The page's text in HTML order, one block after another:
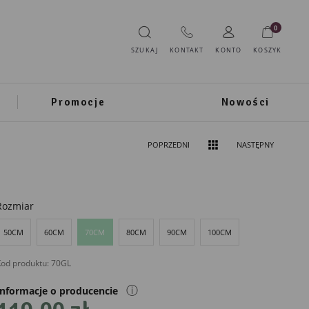
SZUKAJ KONTAKT KONTO KOSZYK
0
Promocje Nowości
POPRZEDNI NASTĘPNY
50CM 60CM 70CM 80CM 90CM 100CM
produktu: 70GL
o producencie ⓘ